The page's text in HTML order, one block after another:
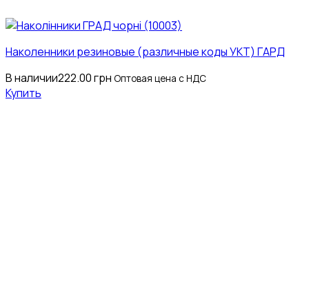
Наколенники резиновые (различные коды УКТ) ГАРД
В наличии222.00грн Оптовая цена с НДС
Купить